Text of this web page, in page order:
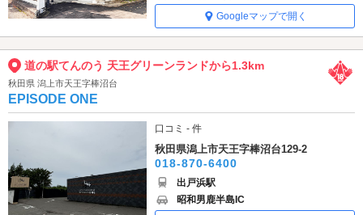
Googleマップで開く
道の駅てんのう 天王グリーンランドから1.3km
秋田県 潟上市天王字棒沼台
EPISODE ONE
口コミ - 件
秋田県潟上市天王字棒沼台129-2
018-870-6400
出戸浜駅
昭和男鹿半島IC